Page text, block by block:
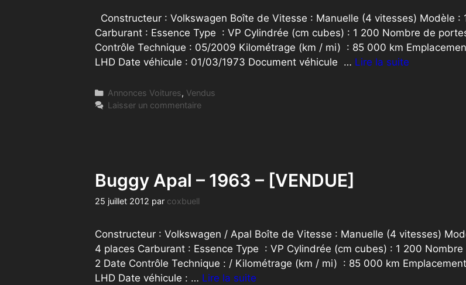
Constructeur : Volkswagen Boîte de Vitesse : Manuelle (4 vitesses) Modèle :
Carburant : Essence Type : VP Cylindrée (cm cubes) : 1 200 Nombre de
Contrôle Technique : 05/2009 Kilométrage (km / mi) : 85 000 km
LHD Date véhicule : 01/03/1973 Document véhicule … Lire la suite
Catégories
Annonces Voitures, Vendus
Laisser un commentaire
Buggy Apal – 1963 – [VENDUE]
25 juillet 2012 par coxbuell
Constructeur : Volkswagen / Apal Boîte de Vitesse : Manuelle (4 vitesses)
4 places Carburant : Essence Type : VP Cylindrée (cm cubes) : 1 200
2 Date Contrôle Technique : / Kilométrage (km / mi) : 85 000 km
LHD Date véhicule : … Lire la suite